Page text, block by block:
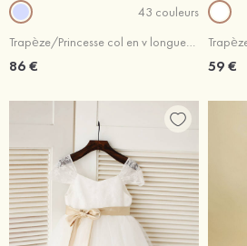
43 couleurs
Trapèze/Princesse col en v longueur cheville organza robe de fille de fleur avec plissé
86 € 59 €